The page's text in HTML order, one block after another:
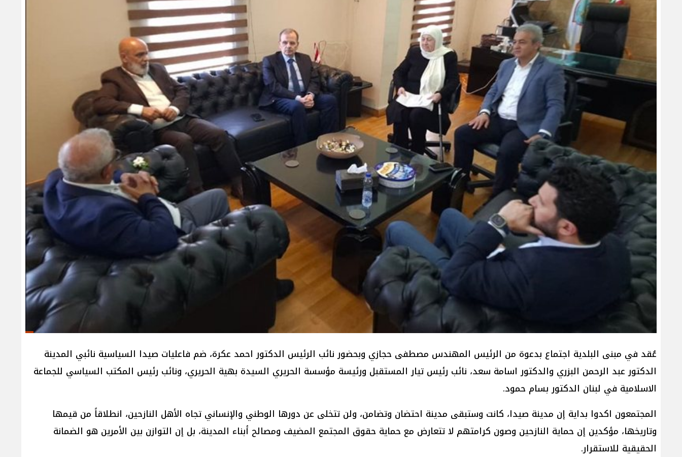
​عُقد في مبنى البلدية اجتماع بدعوة من الرئيس المهندس مصطفى حجازي وبحضور نائب الرئيس الدكتور احمد عكرة، ضم فاعليات صيدا السياسية نائبي المدينة
الدكتور عبد الرحمن البزري والدكتور اسامة سعد، نائب رئيس تيار المستقبل ورئيسة مؤسسة الحريري السيدة بهية الحريري، ونائب رئيس المكتب السياسي للجماعة
الاسلامية في لبنان الدكتور بسام حمود.
المجتمعون اكدوا بداية ​إن مدينة صيدا، كانت وستبقى مدينة احتضان وتضامن، ولن تتخلى عن دورها الوطني والإنساني تجاه الأهل النازحين، انطلاقاً من قيمها
وتاريخها، مؤكدين إن حماية النازحين وصون كرامتهم لا تتعارض مع حماية حقوق المجتمع المضيف ومصالح أبناء المدينة، بل إن التوازن بين الأمرين هو الضمانة
الحقيقية للاستقرار.